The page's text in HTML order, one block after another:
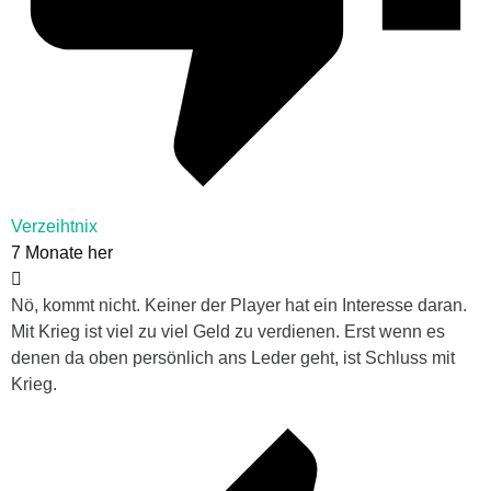
Verzeihtnix
7 Monate her
Nö, kommt nicht. Keiner der Player hat ein Interesse daran.
Mit Krieg ist viel zu viel Geld zu verdienen. Erst wenn es
denen da oben persönlich ans Leder geht, ist Schluss mit
Krieg.